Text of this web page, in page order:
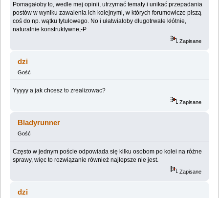
Pomagałoby to, wedle mej opinii, utrzymać tematy i unikać przepadania
postów w wyniku zawalenia ich kolejnymi, w których forumowicze piszą
coś do np. wątku tytułowego. No i ułatwiałoby długotrwałe kłótnie,
naturalnie konstruktywne;-P
Zapisane
dzi
Gość
Yyyyy a jak chcesz to zrealizowac?
Zapisane
Bladyrunner
Gość
Często w jednym poście odpowiada się kilku osobom po kolei na różne
sprawy, więc to rozwiązanie również najlepsze nie jest.
Zapisane
dzi